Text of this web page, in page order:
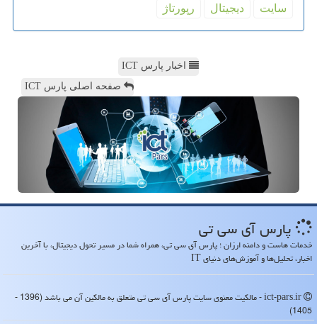
سایت
دیجیتال رپورتاژ
اخبار پارس ICT
صفحه اصلی پارس ICT
پارس آی سی تی
خدمات هاست و دامنه ارزان ؛ پارس آی سی تی، همراه شما در مسیر تحول دیجیتال، با آخرین
اخبار، تحلیل‌ها و آموزش‌های دنیای IT
ict-pars.ir - مالکیت معنوی سایت پارس آی سی تی متعلق به مالکین آن می باشد (1396 -
1405)